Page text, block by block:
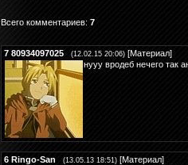
Всего комментариев: 7
7 80934097025 (12.02.15 20:06) [Материал]
нууу вродеб нечего так
6 Ringo-San (13.05.13 18:51) [Материал]